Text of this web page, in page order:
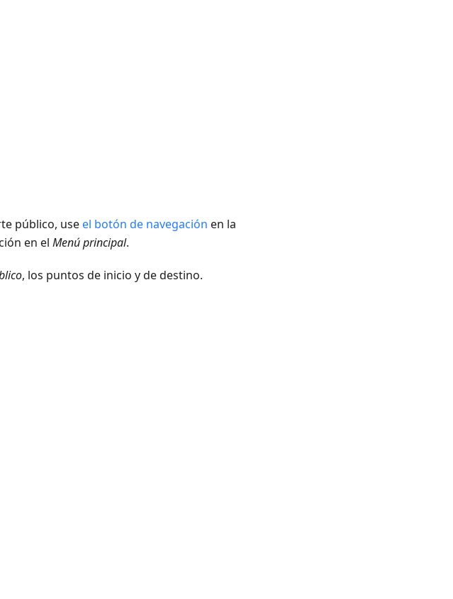
público, use el botón de navegación en la
en el Menú principal.
, los puntos de inicio y de destino.